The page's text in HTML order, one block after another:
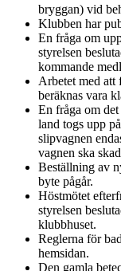
bryggan) vid
Klubben har
En fråga om
styrelsen
kommande
Arbetet med att
beräknas vara
En fråga om
land togs upp
slipvagnen
vagnen ska
Beställning av
byte pågår.
Höstmötet
styrelsen
klubbhuset.
Reglerna för
hemsidan.
Den gamla